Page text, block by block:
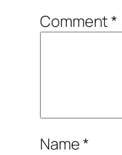
Comment*
Name*